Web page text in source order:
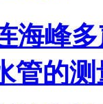
海峰
管的